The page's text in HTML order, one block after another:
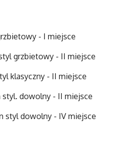
- I miejsce
grzbietowy - II miejsce
klasyczny - II miejsce
styl. dowolny - II miejsce
styl dowolny - IV miejsce